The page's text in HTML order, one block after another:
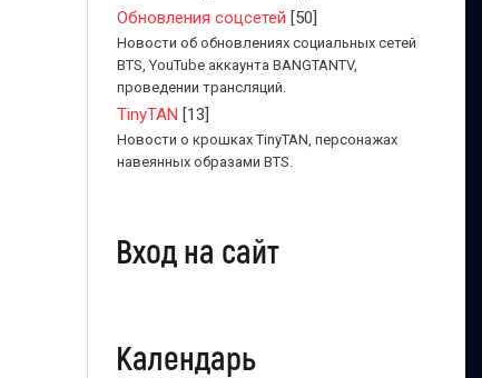
Обновления соцсетей [50]
Новости об обновлениях социальных сетей
BTS, YouTube аккаунта BANGTANTV,
проведении трансляций.
TinyTAN [13]
Новости о крошках TinyTAN, персонажах
навеянных образами BTS.
Вход на сайт
Календарь